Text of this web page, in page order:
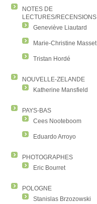
NOTES DE
LECTURES/RECENSIONS
Geneviève Liautard
Marie-Christine Masset
Tristan Hordé
NOUVELLE-ZELANDE
Katherine Mansfield
PAYS-BAS
Cees Nooteboom
Eduardo Arroyo
PHOTOGRAPHES
Eric Bourret
POLOGNE
Stanislas Brzozowski